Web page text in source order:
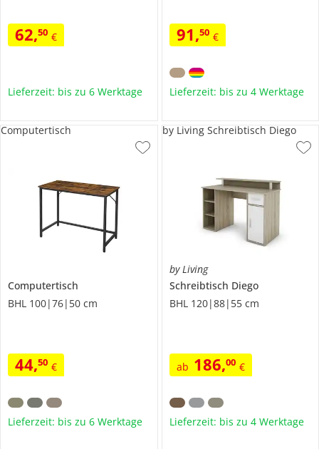
62,50 €
Lieferzeit: bis zu 6 Werktage
91,50 €
Lieferzeit: bis zu 4 Werktage
Computertisch
BHL 100|76|50 cm
44,50 €
Computertisch
Lieferzeit: bis zu 6 Werktage
by Living
Schreibtisch Diego
BHL 120|88|55 cm
ab 186,00 €
by Living Schreibtisch Diego
Lieferzeit: bis zu 4 Werktage